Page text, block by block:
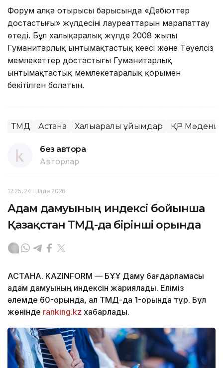
Форум алқа отырысы барысында «Дебюттер
достастығы» жүлдесінің лауреаттарын марапаттау
өтеді. Бұл халықаралық жүлде 2008 жылы
Гуманитарлық ынтымақтастық кеңесі және Тәуелсіз
мемлекеттер достастығы Гуманитарлық
ынтымақтастық мемлекетаралық қорымен
бекітілген болатын.
ТМД Астана Халықаралық ұйымдар ҚР
без автора
Авторлар
12:25, 24 Шілде 2026
Адам дамуының индексі бойынша
Қазақстан ТМД-да бірінші орында
АСТАНА. KAZINFORM — БҰҰ Даму бағдарламасы
адам дамуының индексін жариялады. Еліміз
әлемде 60-орында, ал ТМД-да 1-орында тұр. Бұл
жөнінде ranking.kz хабарлады.